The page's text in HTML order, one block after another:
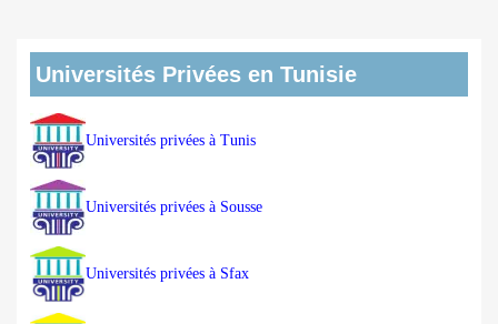
Universités Privées en Tunisie
Universités privées à Tunis
Universités privées à Sousse
Universités privées à Sfax